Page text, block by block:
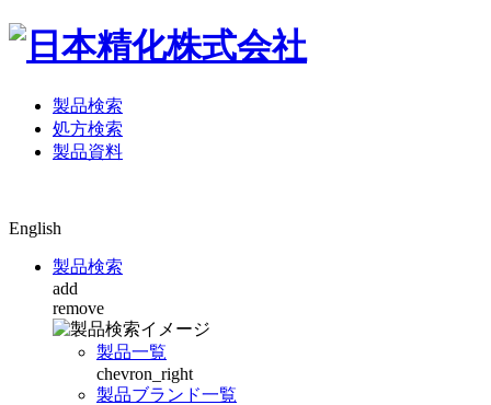
製品検索
処方検索
製品資料
English
製品検索
add
remove
製品一覧
chevron_right
製品ブランド一覧